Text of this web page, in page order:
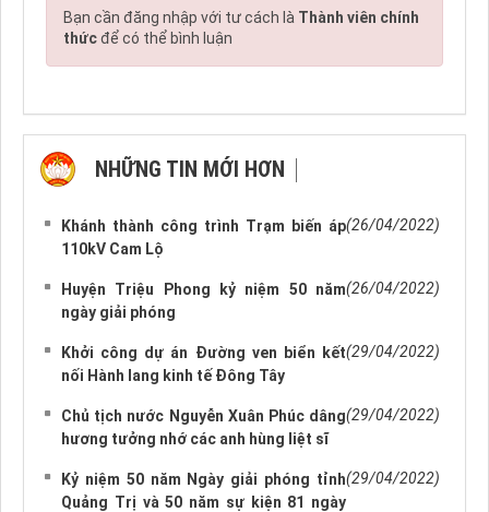
Bạn cần đăng nhập với tư cách là Thành viên chính
thứcđể có thể bình luận
NHỮNG TIN MỚI HƠN
Khánh thành công trình Trạm biến áp
110kV Cam Lộ
(26/04/2022)
Huyện Triệu Phong kỷ niệm 50 năm
ngày giải phóng
(26/04/2022)
Khởi công dự án Đường ven biển kết
nối Hành lang kinh tế Đông Tây
(29/04/2022)
Chủ tịch nước Nguyễn Xuân Phúc dâng
hương tưởng nhớ các anh hùng liệt sĩ
(29/04/2022)
Kỷ niệm 50 năm Ngày giải phóng tỉnh
Quảng Trị và 50 năm sự kiện 81 ngày
(29/04/2022)